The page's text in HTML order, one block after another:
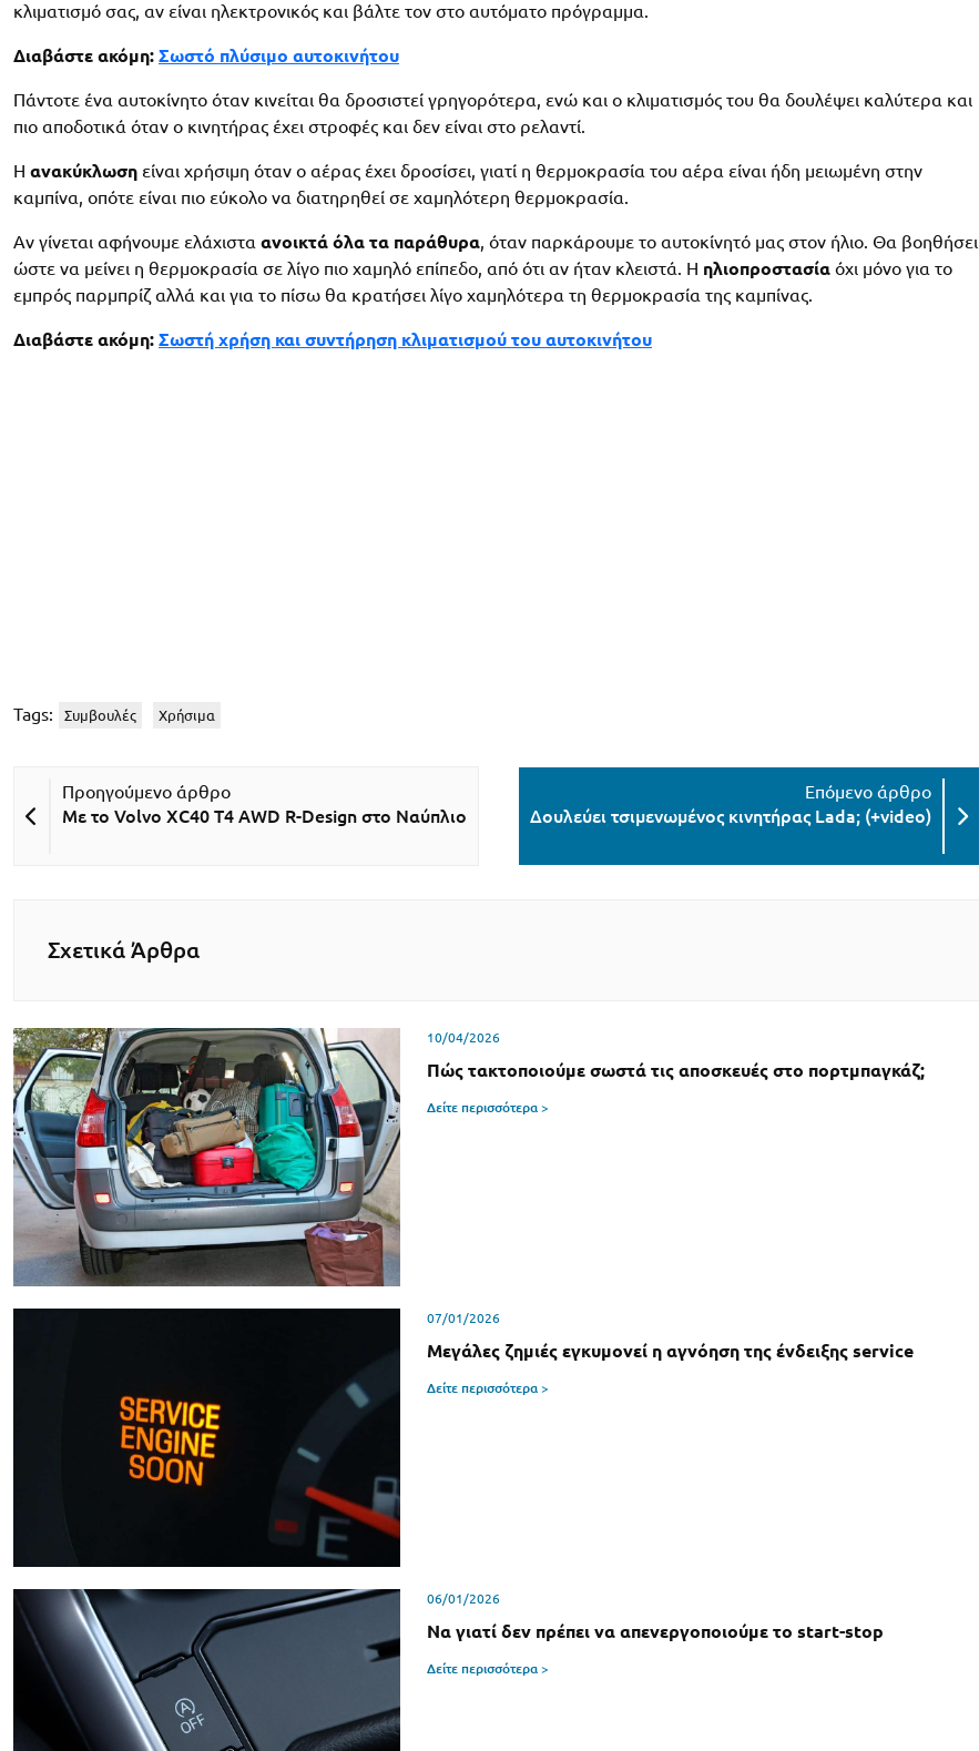
κλιματισμό σας, αν είναι ηλεκτρονικός και βάλτε τον στο αυτόματο πρόγραμμα.
Διαβάστε ακόμη: Σωστό πλύσιμο αυτοκινήτου
Πάντοτε ένα αυτοκίνητο όταν κινείται θα δροσιστεί γρηγορότερα, ενώ και ο κλιματισμός του θα δουλέψει καλύτερα και
πιο αποδοτικά όταν ο κινητήρας έχει στροφές και δεν είναι στο ρελαντί.
Η ανακύκλωση είναι χρήσιμη όταν ο αέρας έχει δροσίσει, γιατί η θερμοκρασία του αέρα είναι ήδη μειωμένη στην
καμπίνα, οπότε είναι πιο εύκολο να διατηρηθεί σε χαμηλότερη θερμοκρασία.
Αν γίνεται αφήνουμε ελάχιστα ανοικτά όλα τα παράθυρα, όταν παρκάρουμε το αυτοκίνητό μας στον ήλιο. Θα βοηθήσει
ώστε να μείνει η θερμοκρασία σε λίγο πιο χαμηλό επίπεδο, από ότι αν ήταν κλειστά. Η ηλιοπροστασία όχι μόνο για το
εμπρός παρμπρίζ αλλά και για το πίσω θα κρατήσει λίγο χαμηλότερα τη θερμοκρασία της καμπίνας.
Διαβάστε ακόμη: Σωστή χρήση και συντήρηση κλιματισμού του αυτοκινήτου
Tags: Συμβουλές Χρήσιμα
Με το Volvo XC40 T4 AWD R-Design στο Ναύπλιο Δουλεύει τσιμενωμένος κινητήρας Lada; (+video)
Σχετικά Άρθρα
10/04/2026
Πώς τακτοποιούμε σωστά τις αποσκευές στο πορτμπαγκάζ;
Δείτε περισσότερα >
07/01/2026
Μεγάλες ζημιές εγκυμονεί η αγνόηση της ένδειξης service
Δείτε περισσότερα >
06/01/2026
Να γιατί δεν πρέπει να απενεργοποιούμε το start-stop
Δείτε περισσότερα >